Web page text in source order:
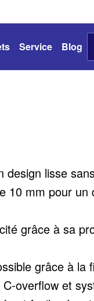
Service Blog
design lisse
10 mm pour un
grâce à sa
grâce à la
overflow et